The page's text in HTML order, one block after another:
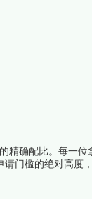
精确配比。每一位
门槛的绝对高度，
榜中榜编辑一起来